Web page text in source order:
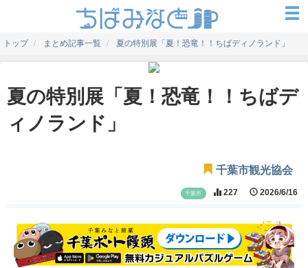
トップ まとめ記事一覧 夏の特別展「夏！恐竜！！ちばディノランド」
夏の特別展「夏！恐竜！！ちばデ
ィノランド」
千葉市観光協会
千葉市 227 2026/6/16